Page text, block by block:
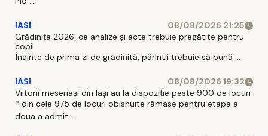
IASI
08/08/2026 21:25
Grădinița 2026: ce analize și acte trebuie pregătite pentru
copil
Înainte de prima zi de grădinită, părintii trebuie să pună ...
IASI
08/08/2026 19:32
Viitorii meseriași din Iași au la dispoziție peste 900 de locuri
* din cele 975 de locuri obisnuite rămase pentru etapa a
doua a admit ...